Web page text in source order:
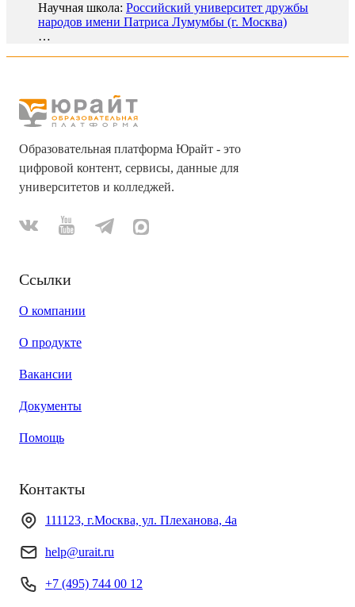
Научная школа: Российский университет дружбы
народов имени Патриса Лумумбы (г. Москва)
…
Образовательная платформа Юрайт - это
цифровой контент, сервисы, данные для
университетов и колледжей.
Ссылки
О компании
О продукте
Вакансии
Документы
Помощь
Контакты
111123, г.Москва, ул. Плеханова, 4а
help@urait.ru
+7 (495) 744 00 12